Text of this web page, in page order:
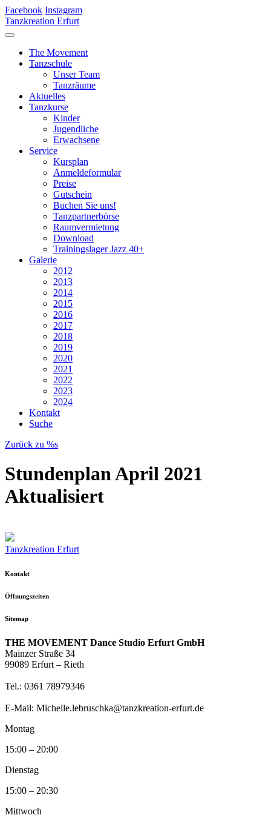
Facebook Instagram
Tanzkreation Erfurt
The Movement
Tanzschule
Unser Team
Tanzräume
Aktuelles
Tanzkurse
Kinder
Jugendliche
Erwachsene
Service
Kursplan
Anmeldeformular
Preise
Gutschein
Buchen Sie uns!
Tanzpartnerbörse
Raumvermietung
Download
Trainingslager Jazz 40+
Galerie
2012
2013
2014
2015
2016
2017
2018
2019
2020
2021
2022
2023
2024
Kontakt
Suche
Zurück zu %s
Stundenplan April 2021
Aktualisiert
Tanzkreation Erfurt
Kontakt
Öffnungszeiten
Sitemap
THE MOVEMENT Dance Studio Erfurt GmbH
Mainzer Straße 34
99089 Erfurt – Rieth
Tel.: 0361 78979346
E-Mail: Michelle.lebruschka@tanzkreation-erfurt.de
Montag
15:00 – 20:00
Dienstag
15:00 – 20:30
Mittwoch